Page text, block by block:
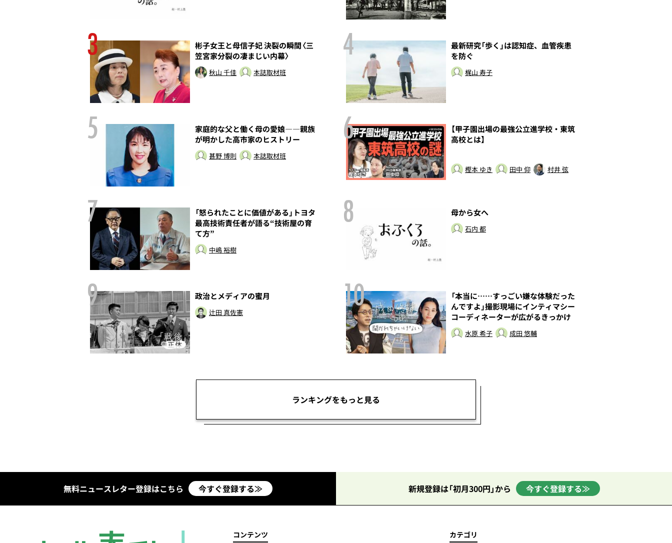
3
彬子女王と母信子妃 決裂の瞬間〈三
笠宮家分裂の凄まじい内幕〉
秋山 千佳 本誌取材班
4
最新研究「歩く」は認知症、血管疾患
を防ぐ
梶山 寿子
5
家庭的な父と働く母の愛娘――親族
が明かした高市家のヒストリー
甚野 博則 本誌取材班
6
【甲子園出場の最強公立進学校・東筑
高校とは】
樫本 ゆき 田中 仰 村井 弦
7
「怒られたことに価値がある」トヨタ
最高技術責任者が語る“技術屋の育
て方”
中嶋 裕樹
8 母から女へ
石内 都
9 政治とメディアの蜜月
辻田 真佐憲 10
「本当に……すっごい嫌な体験だった
んですよ」撮影現場にインティマシー
コーディネーターが広がるきっかけ
水原 希子 成田 悠輔
ランキングをもっと見る
無料ニュースレター登録はこちら 今すぐ登録する≫ 新規登録は「初月300円」から 今すぐ登録する≫
コンテンツ カテゴリ